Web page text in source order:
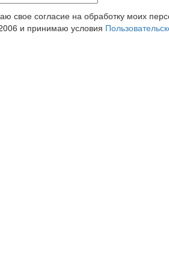
свое согласие на обработку моих
и принимаю условия